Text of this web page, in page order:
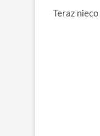
Teraz